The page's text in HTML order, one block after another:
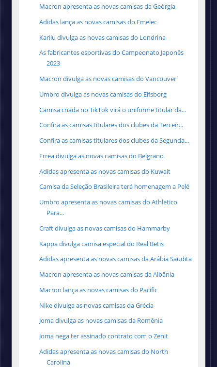
Macron apresenta as novas camisas da Geórgia
Adidas lança as novas camisas do Emelec
Karilu divulga as novas camisas do Londrina
As fabricantes esportivas do Campeonato Japonês
2023
Macron divulga as novas camisas do Vancouver
Umbro divulga as novas camisas do Elfsborg
Camisa criada no TikTok virá o uniforme titular da...
Confira as camisas titulares dos clubes da Terceir...
Confira as camisas titulares dos clubes da Segunda...
Errea divulga as novas camisas do Belgrano
Adidas apresenta as novas camisas do Kuwait
Camisa da Seleção Brasileira terá homenagem a Pelé
Umbro apresenta as novas camisas do Athletico
Para...
Craft divulga as novas camisas do Hammarby
Kappa divulga camisa especial do Real Betis
Adidas apresenta as novas camisas da Arábia Saudita
Macron apresenta as novas camisas da Albânia
Macron lança as novas camisas do Pacific
Nike divulga as novas camisas da Grécia
Joma divulga as novas camisas da Romênia
Joma nega ter assinado contrato com o Zenit
Adidas apresenta as novas camisas do North
Carolina